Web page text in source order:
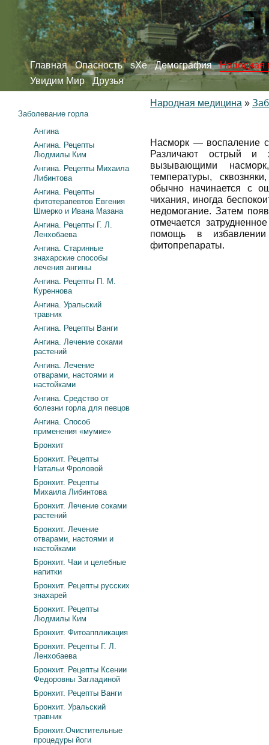
Главная Опасность sXe Демография
Народная
Увидим Мир
Друзья
Народная медицина »
Насморк — воспаление
Различают острый и
вызывающими
температуры,
обычно начинается с
чихания, иногда
недомогание. Затем
отмечается
помощь в
фитопрепараты.
Заболевание горла
Ангина
Ангина. Рецепты
Людмилы Ким
Ангина. Рецепты Михаила
Либинтова
Ангина. Рецепты
фитотерапевтов Евгения
Шмерко и Ивана Мазана
Ангина. Рецепты Г. Л.
Ленхобаева
Ангина. Старинные
знахарские способы
лечения ангины
Ангина. Рецепты П. М.
Куреннова
Ангина. Уральский
травник
Ангина. Рецепты Ванги
Ангина. Лечение соками
растений
Ангина. Лечение
отварами, настоями и
настойками
Ангина. Средство от
болезни горла для певцов
Ангина. Способ
применения «мумие»
Бронхит
Бронхит. Рецепты
Натальи Фроловой
Бронхит. Рецепты
Михаила Либинтова
Бронхит. Лечение соками
растений
Бронхит. Лечение
отварами, настоями и
настойками
Бронхит. Чаи и целебные
напитки
Бронхит. Рецепты русских
знахарей
Бронхит. Рецепты
Людмилы Ким
Бронхит. Фитоаппликация
Бронхит. Рецепты Г. Л.
Ленхобаева
Бронхит. Рецепты Ксении
Федоровны Загладиной
Бронхит. Рецепты Ванги
Бронхит. Уральский
травник
Бронхит.Очистительные
процедуры йоги